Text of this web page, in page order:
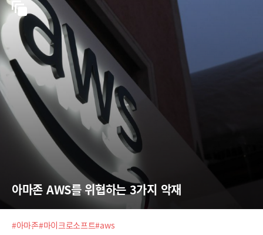
아마존 AWS를 위협하는 3가지 악재
#아마존#마이크로소프트#aws